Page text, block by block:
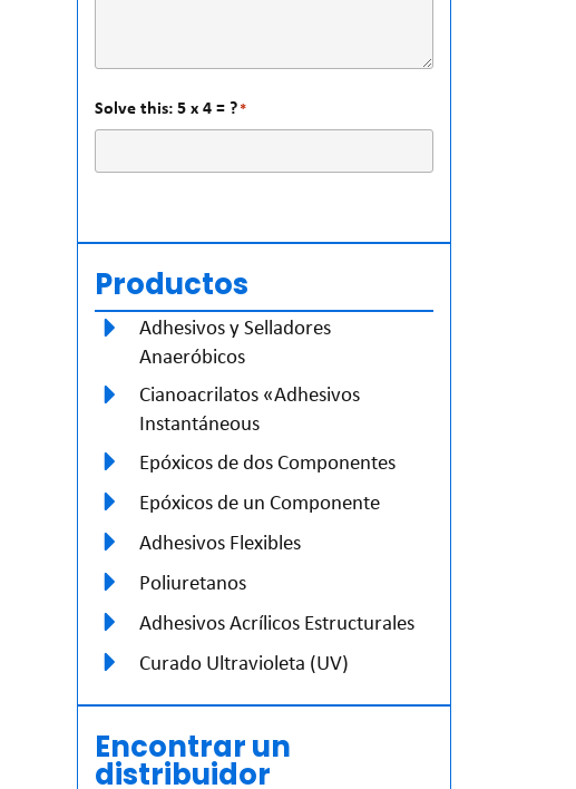
Solve this: 5 x 4 = ?*
Productos
Adhesivos y Selladores
Anaeróbicos
Cianoacrilatos «Adhesivos
Instantáneous
Epóxicos de dos Componentes
Epóxicos de un Componente
Adhesivos Flexibles
Poliuretanos
Adhesivos Acrílicos Estructurales
Curado Ultravioleta (UV)
Encontrar un
distribuidor